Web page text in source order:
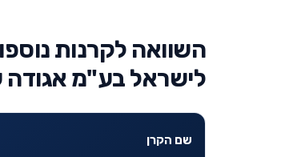
השוואה לקרנות
לישראל בע"מ אגודה
שם הקרן